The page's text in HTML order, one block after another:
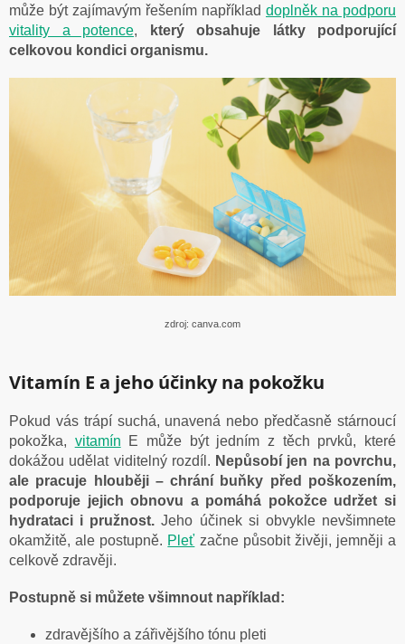
může být zajímavým řešením například doplněk na podporu
vitality a potence,
který obsahuje látky podporující
celkovou kondici organismu.
zdroj: canva.com
Vitamín E a jeho účinky na pokožku
Pokud vás trápí suchá, unavená nebo předčasně stárnoucí
pokožka, vitamín E může být jedním z těch prvků, které
dokážou udělat viditelný rozdíl. Nepůsobí jen na povrchu,
ale pracuje hlouběji – chrání buňky před poškozením,
podporuje jejich obnovu a pomáhá pokožce udržet si
hydrataci i pružnost. Jeho účinek si obvykle nevšimnete
okamžitě, ale postupně. Pleť začne působit živěji, jemněji a
celkově zdravěji.
Postupně si můžete všimnout například:
zdravějšího a zářivějšího tónu pleti